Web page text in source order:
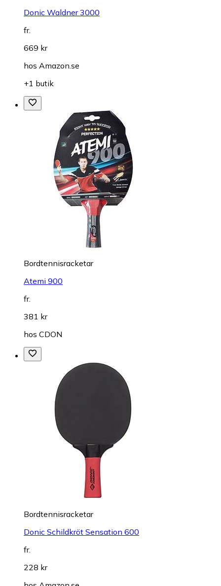
Donic Waldner 3000
fr.
669 kr
hos Amazon.se
+1 butik
Bordtennisracketar
Atemi 900
fr.
381 kr
hos CDON
Bordtennisracketar
Donic Schildkröt Sensation 600
fr.
228 kr